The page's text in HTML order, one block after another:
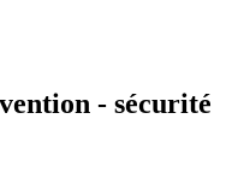
- sécurité